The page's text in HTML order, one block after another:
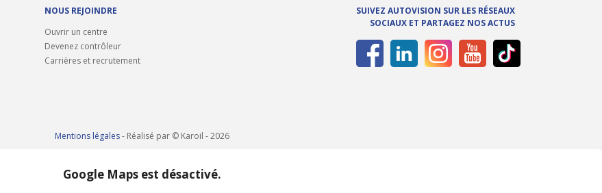
NOUS REJOINDRE
Ouvrir un centre
Devenez contrôleur
Carrières et recrutement
SUIVEZ AUTOVISION SUR LES RÉSEAUX
SOCIAUX ET PARTAGEZ NOS ACTUS
Mentions légales- Réalisé par © Karoil - 2026
Google Maps est désactivé.